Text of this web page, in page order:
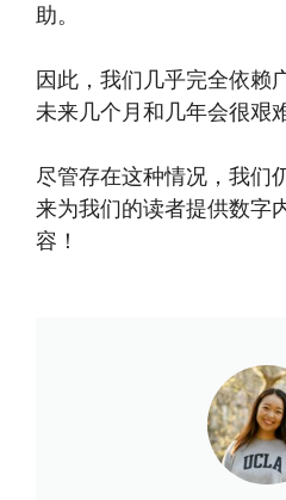
助。
因此，我们几乎完全依赖
未来几个月和几年会很艰难
尽管存在这种情况，我们
来为我们的读者提供数字
容！